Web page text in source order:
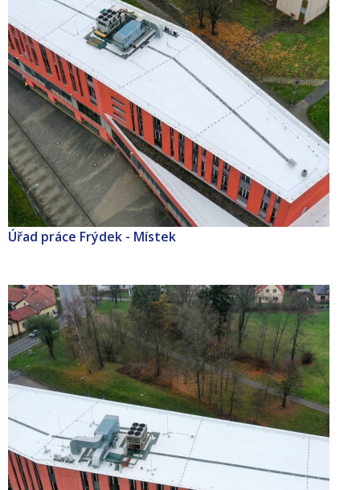
Úřad práce Frýdek - Místek